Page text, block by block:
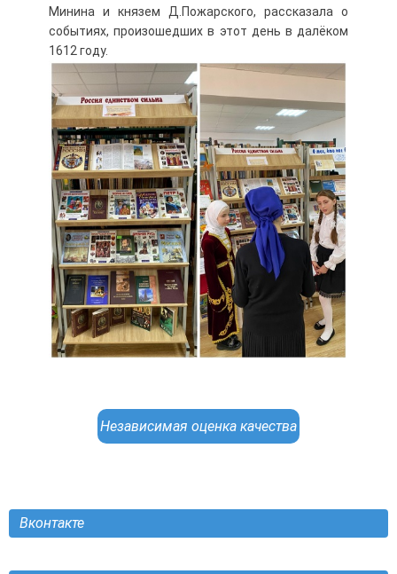
Минина и князем Д.Пожарского, рассказала о
событиях, произошедших в этот день в далёком
1612 году.
Независимая оценка качества
Вконтакте